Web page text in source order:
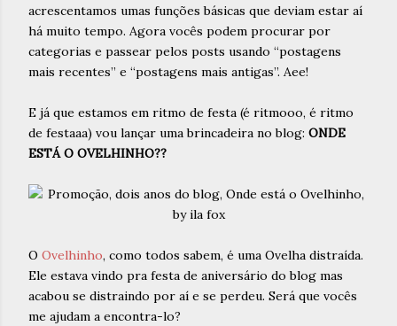
acrescentamos umas funções básicas que deviam estar aí
há muito tempo. Agora vocês podem procurar por
categorias e passear pelos posts usando “postagens
mais recentes” e “postagens mais antigas”. Aee!
E já que estamos em ritmo de festa (é ritmooo, é ritmo
de festaaa) vou lançar uma brincadeira no blog: ONDE
ESTÁ O OVELHINHO??
O Ovelhinho, como todos sabem, é uma Ovelha distraída.
Ele estava vindo pra festa de aniversário do blog mas
acabou se distraindo por aí e se perdeu. Será que vocês
me ajudam a encontra-lo?